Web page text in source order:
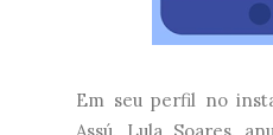
Em seu perfil no